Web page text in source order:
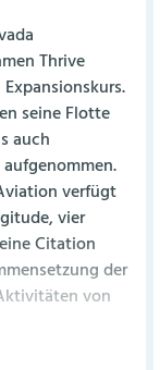
Thrive
seine Flotte
auch
verfügt
vier
Citation
der
von